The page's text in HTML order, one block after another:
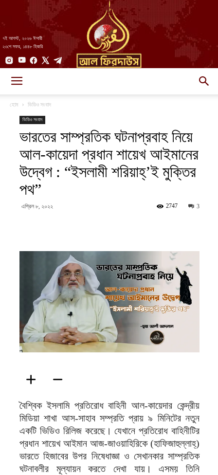
৭ই আগস্ট, ২০২৬ ঈসায়ী
২৩শে সফর, ১৪৪৮ হিজরি
||
আল-
হোম ভিডিও সংবাদ
ভিডিও সংবাদ
ভারতের সাম্প্রতিক ঘটনাপ্রবাহ নিয়ে
আল-কায়েদা প্রধান শায়েখ আইমানের
উদ্বেগ : “ইসলামী শরিয়াহ্’ই মুক্তির
পথ”
এপ্রিল ৮, ২০২২ 3
2747
বৈশ্বিক ইসলামি প্রতিরোধ বাহিনী আল-কায়েদার কেন্দ্রীয়
মিডিয়া শাখা আস-সাহাব সম্প্রতি প্রায় ৯ মিনিটের নতুন
একটি ভিডিও রিলিজ করেছে। যেখানে প্রতিরোধ বাহিনীটির
প্রধান শায়েখ আইমান আজ-জাওয়াহিরিকে (হাফিজাহুল্লাহ্)
ভারতে হিজাবের উপর নিষেধাজ্ঞা ও সেখানকার সাম্প্রতিক
ঘটনাবলীর মূল্যায়ন করতে দেখা যায়। এসময় তিনি